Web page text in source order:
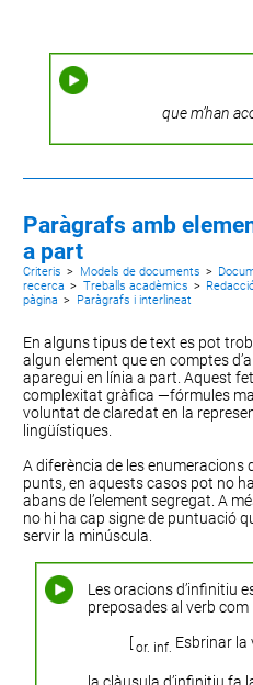
que m’han
Paràgrafs amb
a part
Criteris > Models de documents >
recerca > Treballs acadèmics >
pàgina > Paràgrafs i interlineat
En alguns tipus de text es pot
algun element que en comptes
aparegui en línia a part. Aquest
complexitat gràfica—fórmules
voluntat de claredat en la
lingüístiques.
A diferència de les enumeracions
punts, en aquests casos pot no
abans de l’element segregat. A
no hi ha cap signe de puntuació
servir la minúscula.
Les oracions d’infinitiu
preposades al verb com
[or. inf. Esbrinar la